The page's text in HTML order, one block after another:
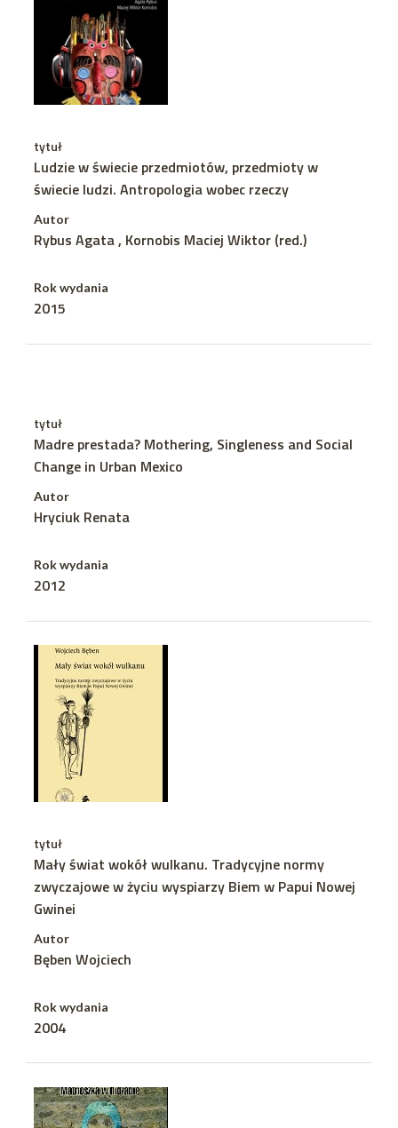
tytuł
Ludzie w świecie przedmiotów, przedmioty w
świecie ludzi. Antropologia wobec rzeczy
Autor
Rybus Agata , Kornobis Maciej Wiktor (red.)
Rok wydania
2015
tytuł
Madre prestada? Mothering, Singleness and Social
Change in Urban Mexico
Autor
Hryciuk Renata
Rok wydania
2012
tytuł
Mały świat wokół wulkanu. Tradycyjne normy
zwyczajowe w życiu wyspiarzy Biem w Papui Nowej
Gwinei
Autor
Bęben Wojciech
Rok wydania
2004